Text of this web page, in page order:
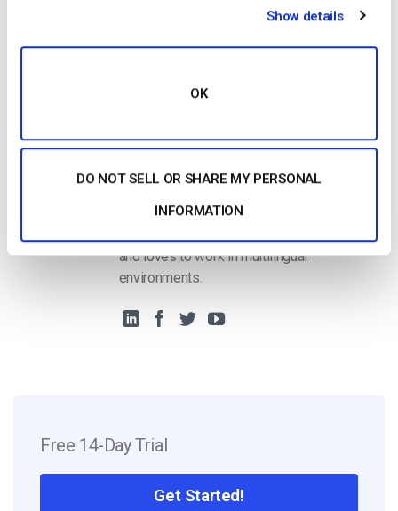
Show details
OK
DO NOT SELL OR SHARE MY PERSONAL
INFORMATION
COMEÇAR GRATUITAMENTE
Recursos adicionais
Harmonie Duhamel
over 6 years in the Tech Industry. She has
and loves to work in multilingual
environments.
Free 14-Day Trial
Get Started!